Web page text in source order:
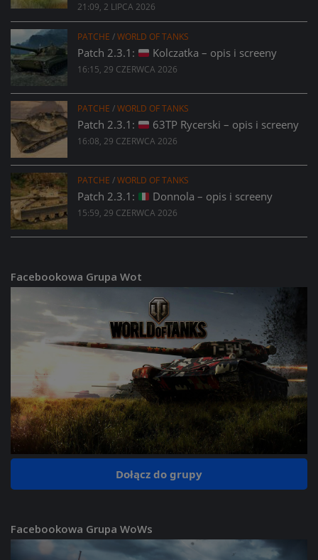
21:09, 2 LIPCA 2026
PATCHE /WORLD OF TANKS
Patch 2.3.1: Kolczatka – opis i screeny
16:15, 29 CZERWCA 2026
PATCHE /WORLD OF TANKS
Patch 2.3.1: 63TP Rycerski – opis i screeny
16:08, 29 CZERWCA 2026
PATCHE /WORLD OF TANKS
Patch 2.3.1: Donnola – opis i screeny
15:59, 29 CZERWCA 2026
Facebookowa Grupa Wot
Dołącz do grupy
Facebookowa Grupa WoWs